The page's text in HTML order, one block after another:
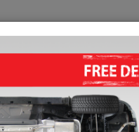
HOME CONSEGNARE